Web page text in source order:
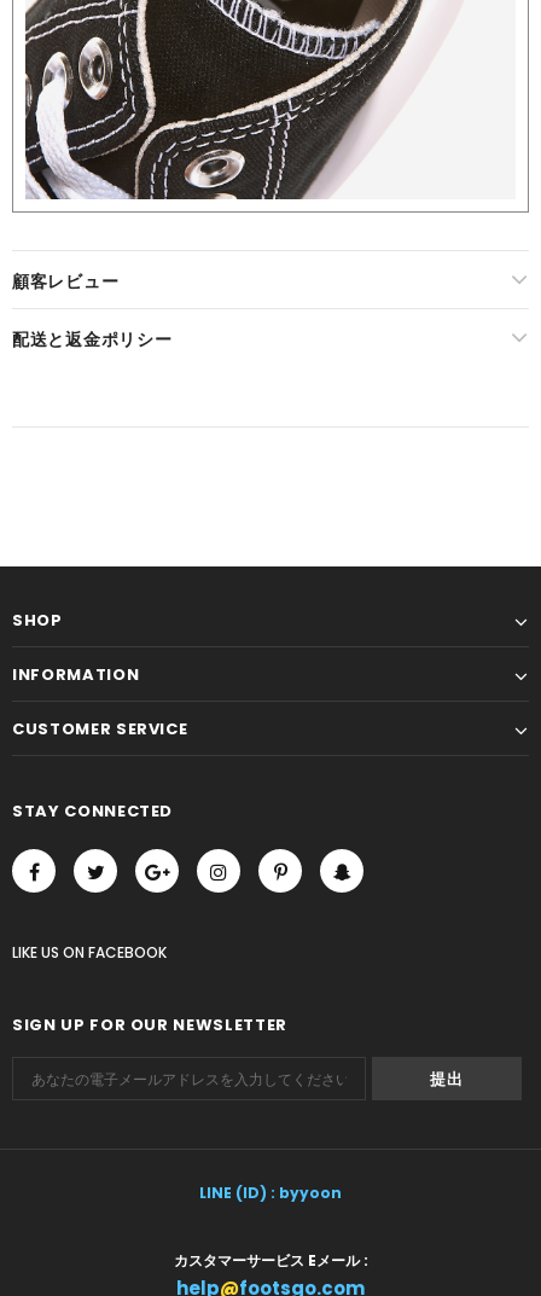
顧客レビュー
配送と返金ポリシー
SHOP
INFORMATION
CUSTOMER SERVICE
STAY CONNECTED
LIKE US ON FACEBOOK
SIGN UP FOR OUR NEWSLETTER
LINE (ID) : byyoon
カスタマーサービス Eメール :
help@footsgo.com